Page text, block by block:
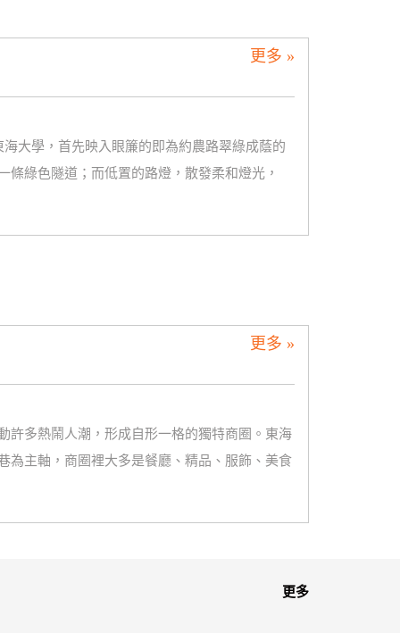
更多 »
大學，首先映入眼簾的即為約農路翠綠成蔭的
綠色隧道；而低置的路燈，散發柔和燈光，
更多 »
許多熱鬧人潮，形成自形一格的獨特商圈。東海
為主軸，商圈裡大多是餐廳、精品、服飾、美食
更多